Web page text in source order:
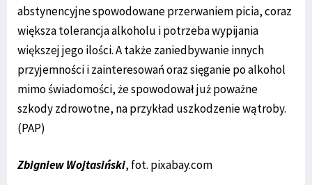
abstynencyjne spowodowane przerwaniem picia, coraz
większa tolerancja alkoholu i potrzeba wypijania
większej jego ilości. A także zaniedbywanie innych
przyjemności i zainteresowań oraz sięganie po alkohol
mimo świadomości, że spowodował już poważne
szkody zdrowotne, na przykład uszkodzenie wątroby.
(PAP)
Zbigniew Wojtasiński, fot. pixabay.com